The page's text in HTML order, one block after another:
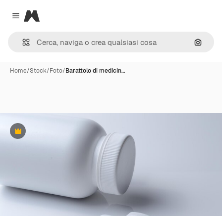
Close menu
Magnific
Cerca
Home/Stock/Foto/Barattolo di medicin…
Premium